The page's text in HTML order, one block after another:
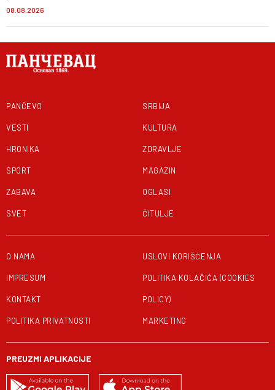
08.08.2026
PANČEVO
VESTI
HRONIKA
SPORT
ZABAVA
SVET
SRBIJA
KULTURA
ZDRAVLJE
MAGAZIN
OGLASI
ČITULJE
O NAMA
IMPRESUM
KONTAKT
POLITIKA PRIVATNOSTI
USLOVI KORIŠĆENJA
POLITIKA KOLAČIĆA (COOKIES
POLICY)
MARKETING
PREUZMI APLIKACIJE